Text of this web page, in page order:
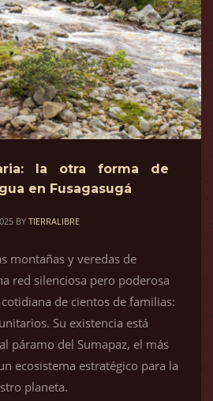
la otra forma de
en Fusagasugá
BY TIERRALIBRE
montañas y veredas de
red silenciosa pero poderosa
de cientos de familias:
Su existencia está
páramo del Sumapaz, el más
ecosistema estratégico para la
planeta.